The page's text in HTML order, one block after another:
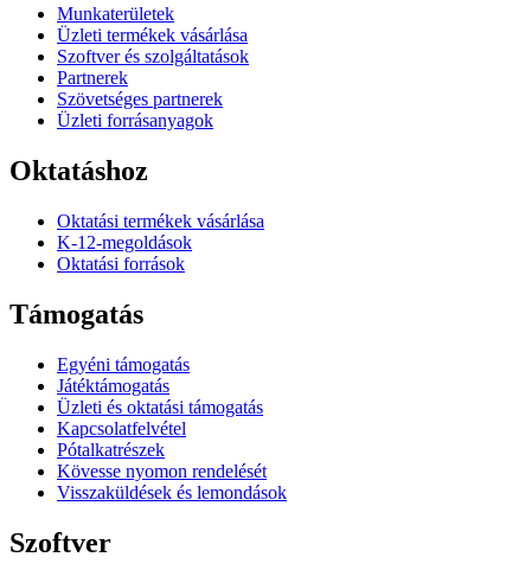
Munkaterületek
Üzleti termékek vásárlása
Szoftver és szolgáltatások
Partnerek
Szövetséges partnerek
Üzleti forrásanyagok
Oktatáshoz
Oktatási termékek vásárlása
K-12-megoldások
Oktatási források
Támogatás
Egyéni támogatás
Játéktámogatás
Üzleti és oktatási támogatás
Kapcsolatfelvétel
Pótalkatrészek
Kövesse nyomon rendelését
Visszaküldések és lemondások
Szoftver